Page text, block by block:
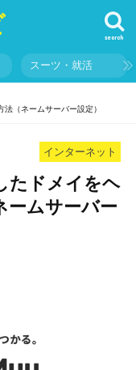
search
スーツ・就活
（ネームサーバー設定）
インターネット
たドメイをヘ
ームサーバー